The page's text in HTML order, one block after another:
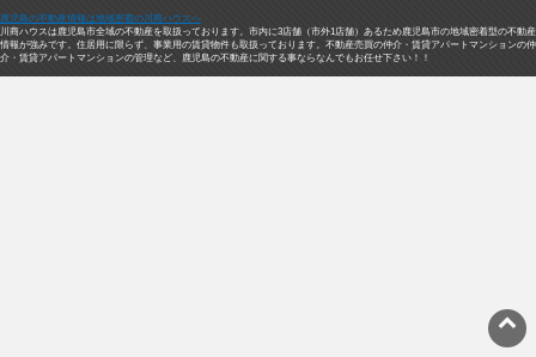
鹿児島の不動産情報は地域密着の川商ハウスへ
川商ハウスは鹿児島市全域の不動産を取扱っております。市内に3店舗（市外1店舗）あるため鹿児島市の地域密着型の不動産
情報が強みです。住居用に限らず、事業用の賃貸物件も取扱っております。不動産売買の仲介・賃貸アパートマンションの仲
介・賃貸アパートマンションの管理など、鹿児島の不動産に関する事ならなんでもお任せ下さい！！